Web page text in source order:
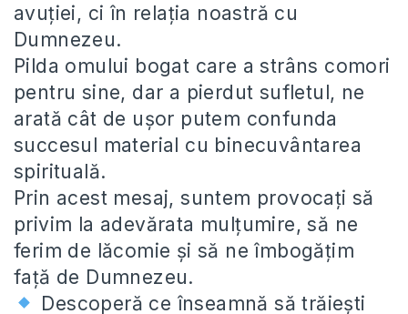
avuției, ci în relația noastră cu
Dumnezeu.
Pilda omului bogat care a strâns comori
pentru sine, dar a pierdut sufletul, ne
arată cât de ușor putem confunda
succesul material cu binecuvântarea
spirituală.
Prin acest mesaj, suntem provocați să
privim la adevărata mulțumire, să ne
ferim de lăcomie și să ne îmbogățim
față de Dumnezeu.
Descoperă ce înseamnă să trăiești